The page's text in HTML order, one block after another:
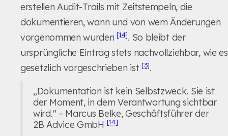
erstellen Audit-Trails mit Zeitstempeln, die
dokumentieren, wann und von wem Änderungen
vorgenommen wurden[14]. So bleibt der
ursprüngliche Eintrag stets nachvollziehbar, wie es
gesetzlich vorgeschrieben ist [3].
„Dokumentation ist kein Selbstzweck. Sie ist
der Moment, in dem Verantwortung sichtbar
wird." – Marcus Belke, Geschäftsführer der
2B Advice GmbH [14]